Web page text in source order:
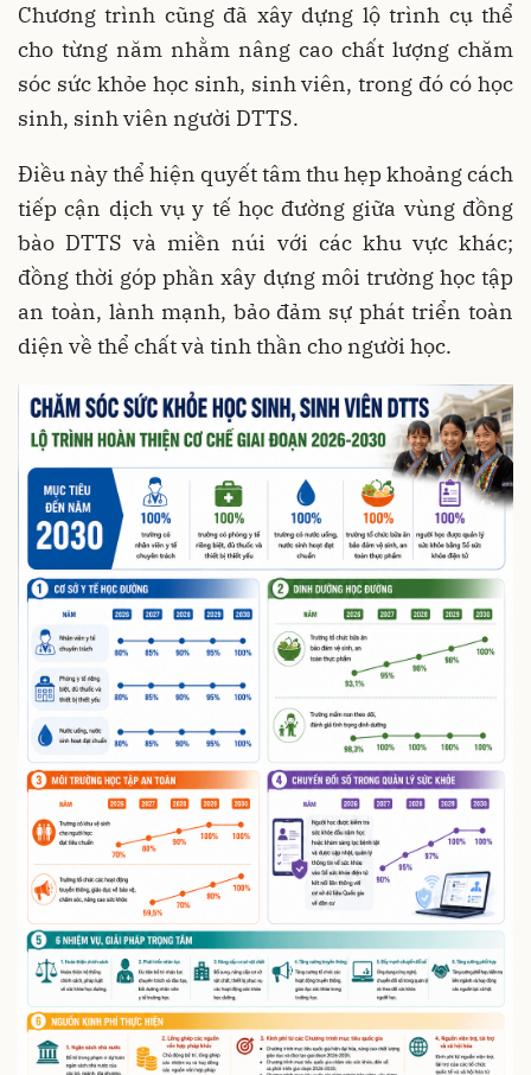
Chương trình cũng đã xây dựng lộ trình cụ thể
cho từng năm nhằm nâng cao chất lượng chăm
sóc sức khỏe học sinh, sinh viên, trong đó có học
sinh, sinh viên người DTTS.
Điều này thể hiện quyết tâm thu hẹp khoảng cách
tiếp cận dịch vụ y tế học đường giữa vùng đồng
bào DTTS và miền núi với các khu vực khác;
đồng thời góp phần xây dựng môi trường học tập
an toàn, lành mạnh, bảo đảm sự phát triển toàn
diện về thể chất và tinh thần cho người học.